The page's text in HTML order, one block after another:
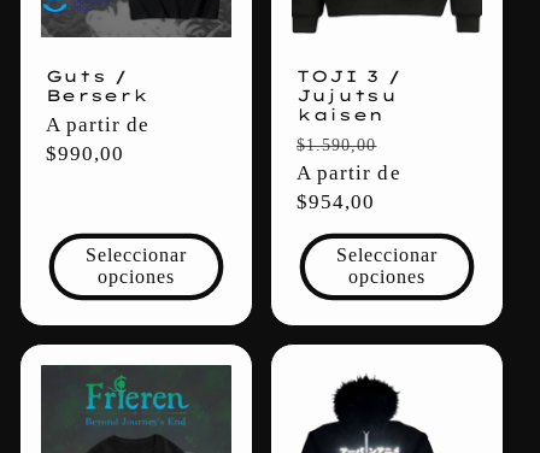
Guts /
Berserk
Precio
habitual
A partir de
$990,00
Seleccionar
opciones
TOJI 3 /
Jujutsu
kaisen
Precio
habitual
$1.590,00
de
A partir de
$954,00
Seleccionar
opciones